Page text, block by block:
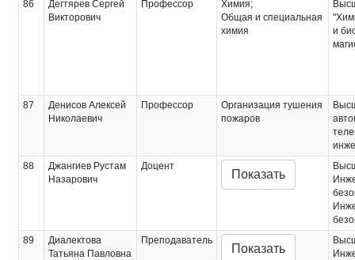
86
Дегтярев Сергей
Викторович
Профессор
Химия;
Общая и специальная
химия
и
87
Денисов Алексей
Николаевич
Профессор
Организация тушения
пожаров
88
Джангиев Рустам
Назарович
Доцент
Показать
89
Диалектова
Татьяна Павловна
Преподаватель
Показать